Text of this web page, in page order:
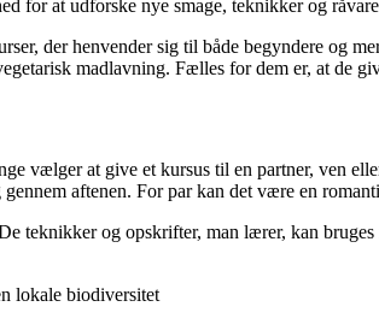
for at udforske nye smage, teknikker og
der henvender sig til både begyndere og
madlavning. Fælles for dem er, at de
vælger at give et kursus til en partner, ven
aftenen. For par kan det være en
teknikker og opskrifter, man lærer, kan
lokale biodiversitet